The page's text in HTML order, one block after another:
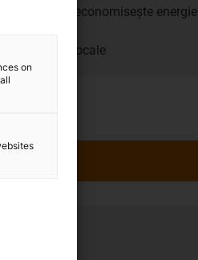
care economisește energie
locale
on